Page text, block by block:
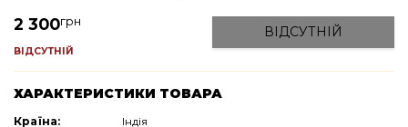
2 300грн
ВІДСУТНІЙ
ВІДСУТНІЙ
ХАРАКТЕРИСТИКИ ТОВАРА
Країна: Індія